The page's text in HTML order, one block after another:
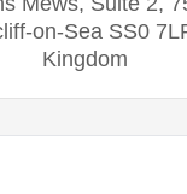
on-Sea SS0
Kingdom